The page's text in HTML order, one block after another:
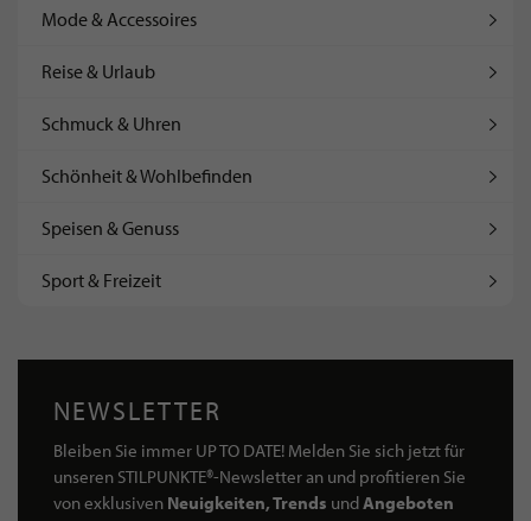
Mode & Accessoires
Reise & Urlaub
Schmuck & Uhren
Schönheit & Wohlbefinden
Speisen & Genuss
Sport & Freizeit
NEWSLETTER
Bleiben Sie immer UP TO DATE! Melden Sie sich jetzt für
unseren STILPUNKTE®-Newsletter an und profitieren Sie
von exklusiven Neuigkeiten, Trends undAngeboten